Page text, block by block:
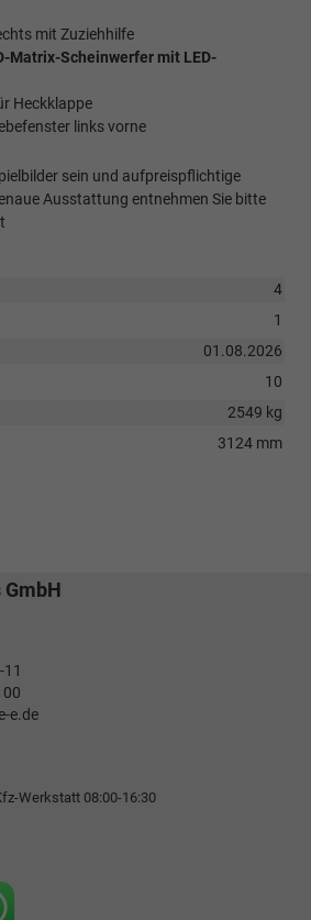
mit Zuziehhilfe
Matrix-Scheinwerfer mit LED-
Heckklappe
links vorne
sein und aufpreispflichtige
Ausstattung entnehmen Sie bitte
4
1
01.08.2026
10
2549 kg
3124 mm
00
e.de
Werkstatt 08:00-16:30